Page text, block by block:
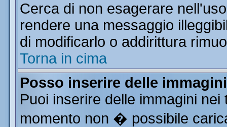
Cerca di non esagerare
rendere una messaggio
di modificarlo o addirittura
Torna in cima
Posso inserire delle
Puoi inserire delle immagini
momento non � possibile